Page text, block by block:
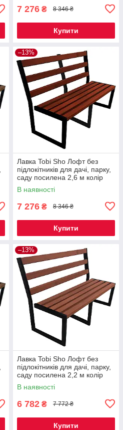
7 276 ₴ 8 346 ₴
Купити
–13%
Лавка Tobi Sho Лофт без
підлокітників для дачі, парку,
саду посилена 2,6 м колір
махагоній
В наявності
7 276 ₴ 8 346 ₴
Купити
–13%
Лавка Tobi Sho Лофт без
підлокітників для дачі, парку,
саду посилена 2,2 м колір
черешня
В наявності
6 782 ₴ 7 772 ₴
Купити